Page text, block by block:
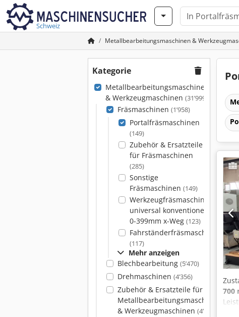
Schweiz
Metallbearbeitungsmaschinen &
Kategorie
Metallbearbeitungsmaschinen
& Werkzeugmaschinen (31’999)
Fräsmaschinen (1’958)
Portalfräsmaschinen
(149)
Zubehör & Ersatzteile
für Fräsmaschinen
(285)
Sonstige
Fräsmaschinen (149)
Werkzeugfräsmaschinen
universal konventionell
0-399mm x-Weg (123)
Fahrständerfräsmaschinen
(117)
Mehr anzeigen
Blechbearbeitung (5’470)
Drehmaschinen (4’356)
Zubehör & Ersatzteile für
Metallbearbeitungsmaschinen
& Werkzeugmaschinen (4’086)
700